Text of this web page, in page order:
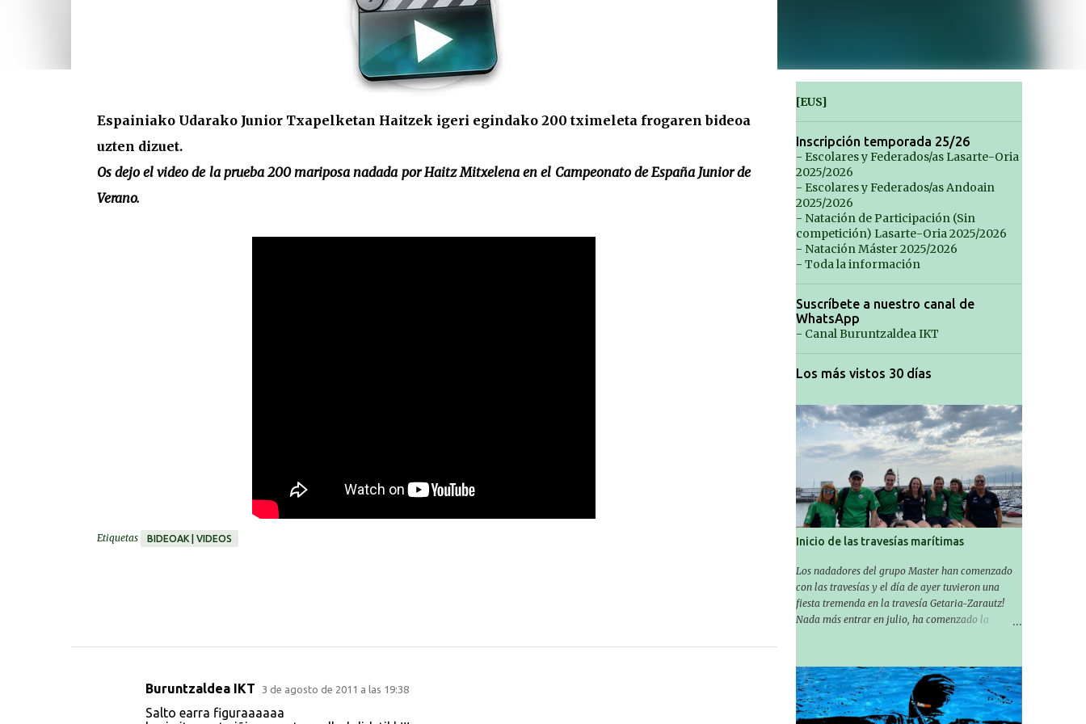
Espainiako Udarako Junior Txapelketan Haitzek igeri egindako 200 tximeleta frogaren bideoa
uzten dizuet.
Os dejo el video de la prueba 200 mariposa nadada por Haitz Mitxelena en el Campeonato de España Junior de
Verano.
Etiquetas BIDEOAK | VIDEOS
Buruntzaldea IKT 3 de agosto de 2011 a las 19:38
Salto earra figuraaaaaa
[EUS]
Inscripción temporada 25/26
- Escolares y Federados/as Lasarte-Oria
2025/2026
- Escolares y Federados/as Andoain
2025/2026
- Natación de Participación (Sin
competición) Lasarte-Oria 2025/2026
- Natación Máster 2025/2026
- Toda la información
Suscríbete a nuestro canal de
WhatsApp
- Canal Buruntzaldea IKT
Los más vistos 30 días
Inicio de las travesías marítimas
Los nadadores del grupo Master han comenzado
con las travesías y el día de ayer tuvieron una
fiesta tremenda en la travesía Getaria-Zarautz!
Nada más entrar en julio, ha comenzado la
Masters de nuestro equipo! En esta ocasión han
empezado a participar más tarde, pero ya han
estado en tres citas y están muy contentos,
esperando la fecha de su próxima cita. Para